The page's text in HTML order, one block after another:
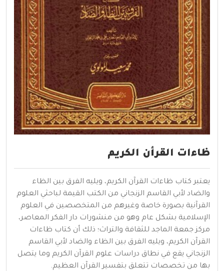
ظاءات القرأن الكريم
يعتبر كتاب ظاءات القرآن الكريم، ويليه الفرق بين الظاء
والضاد لأبي القاسم الزنجاني من الكتب القيمة لباحثي العلوم
القرآنية بصورة خاصة وغيرهم من المتخصصين في العلوم
الإسلامية بشكل عام وهو من منشورات دار الفكر المعاصر،
مركز جمعة الماجد للثقافة والتراث؛ ذلك أن كتاب ظاءات
القرآن الكريم، ويليه الفرق بين الظاء والضاد لأبي القاسم
الزنجاني يقع في نطاق دراسات علوم القرآن الكريم وما يتصل
بها من تخصصات تتعلق بتفسير القرآن العظيم.